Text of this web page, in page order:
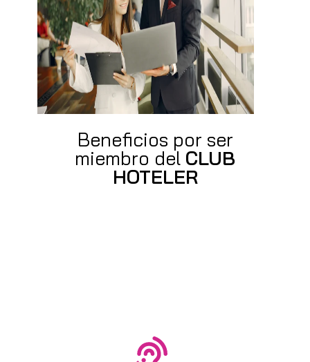
Beneficios por ser
miembro del CLUB
HOTELER